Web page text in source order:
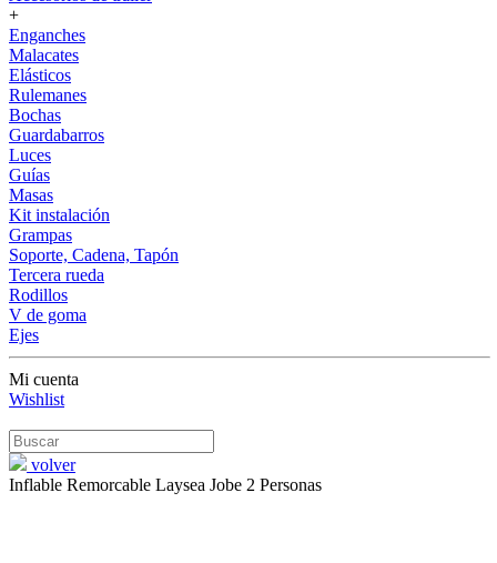
+
Enganches
Malacates
Elásticos
Rulemanes
Bochas
Guardabarros
Luces
Guías
Masas
Kit instalación
Grampas
Soporte, Cadena, Tapón
Tercera rueda
Rodillos
V de goma
Ejes
Mi cuenta
Wishlist
volver
Inflable Remorcable Laysea Jobe 2 Personas